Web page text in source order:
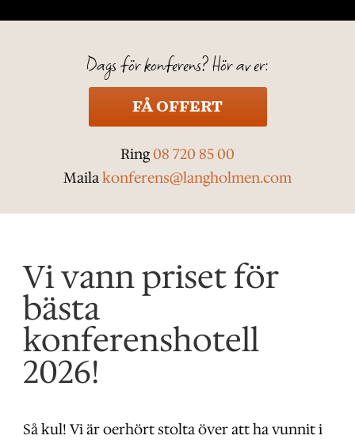
Dags för konferens? Hör av er:
FÅ OFFERT
Ring 08 720 85 00
Mailakonferens@langholmen.com
Vi vann priset för
bästa
konferenshotell
2026!
Så kul! Vi är oerhört stolta över att ha vunnit i